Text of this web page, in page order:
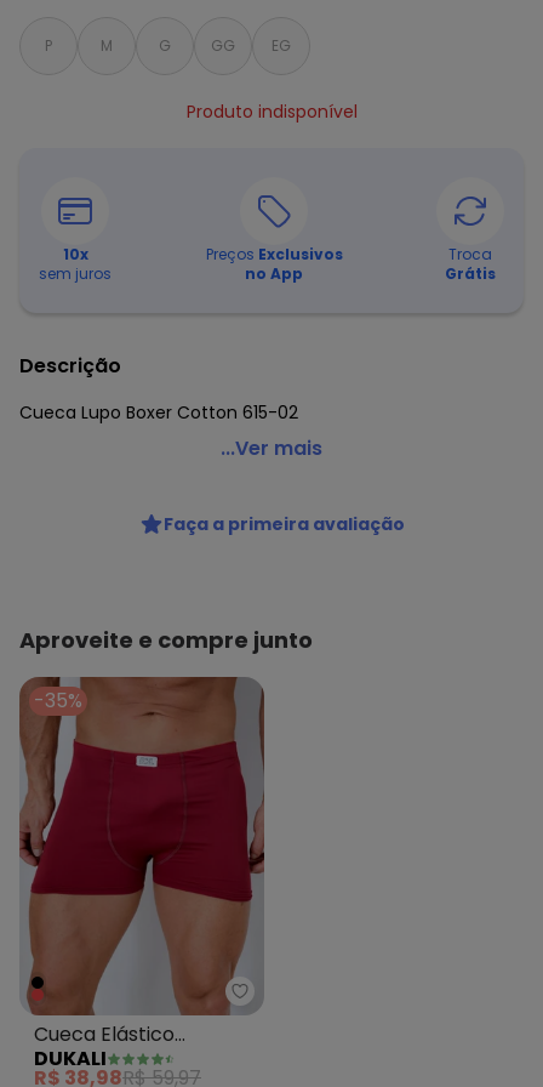
P M G GG EG
Produto indisponível
10x
sem juros
Preços Exclusivos
no App
Troca
Grátis
Descrição
Cueca Lupo Boxer Cotton 615-02
Lupo - Cueca Lupo Boxer Cotton 615-02
...Ver mais
Faça a primeira avaliação
Aproveite e compre junto
-35%
Dukali - Cueca Elástico
Cueca Elástico
Tombado Poliamida
DUKALI
R$ 38,98R$ 59,97